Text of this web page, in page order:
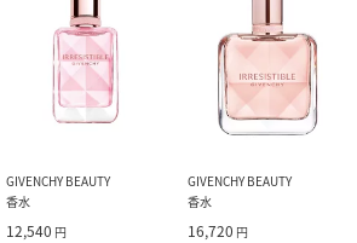
GIVENCHY BEAUTY
香水
12,540 円
GIVENCHY BEAUTY
香水
16,720 円